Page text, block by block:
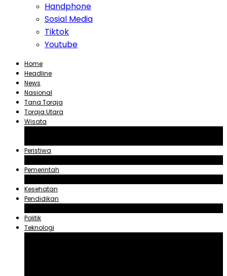
Handphone
Sosial Media
Tiktok
Youtube
Home
Headline
News
Nasional
Tana Toraja
Toraja Utara
Wisata
Peristiwa
Pemerintah
Kesehatan
Pendidikan
Politik
Teknologi